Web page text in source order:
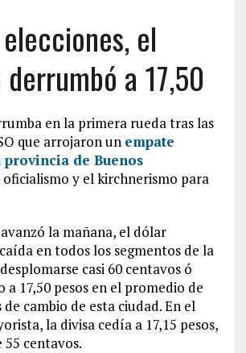
el
a 17,50
en la primera rueda tras las
que arrojaron un empate
de Buenos
y el kirchnerismo para
la mañana, el dólar
en todos los segmentos de la
casi 60 centavos ó
a 17,50 pesos en el promedio de
de cambio de esta ciudad. En el
la divisa cedía a 17,15 pesos,
centavos.